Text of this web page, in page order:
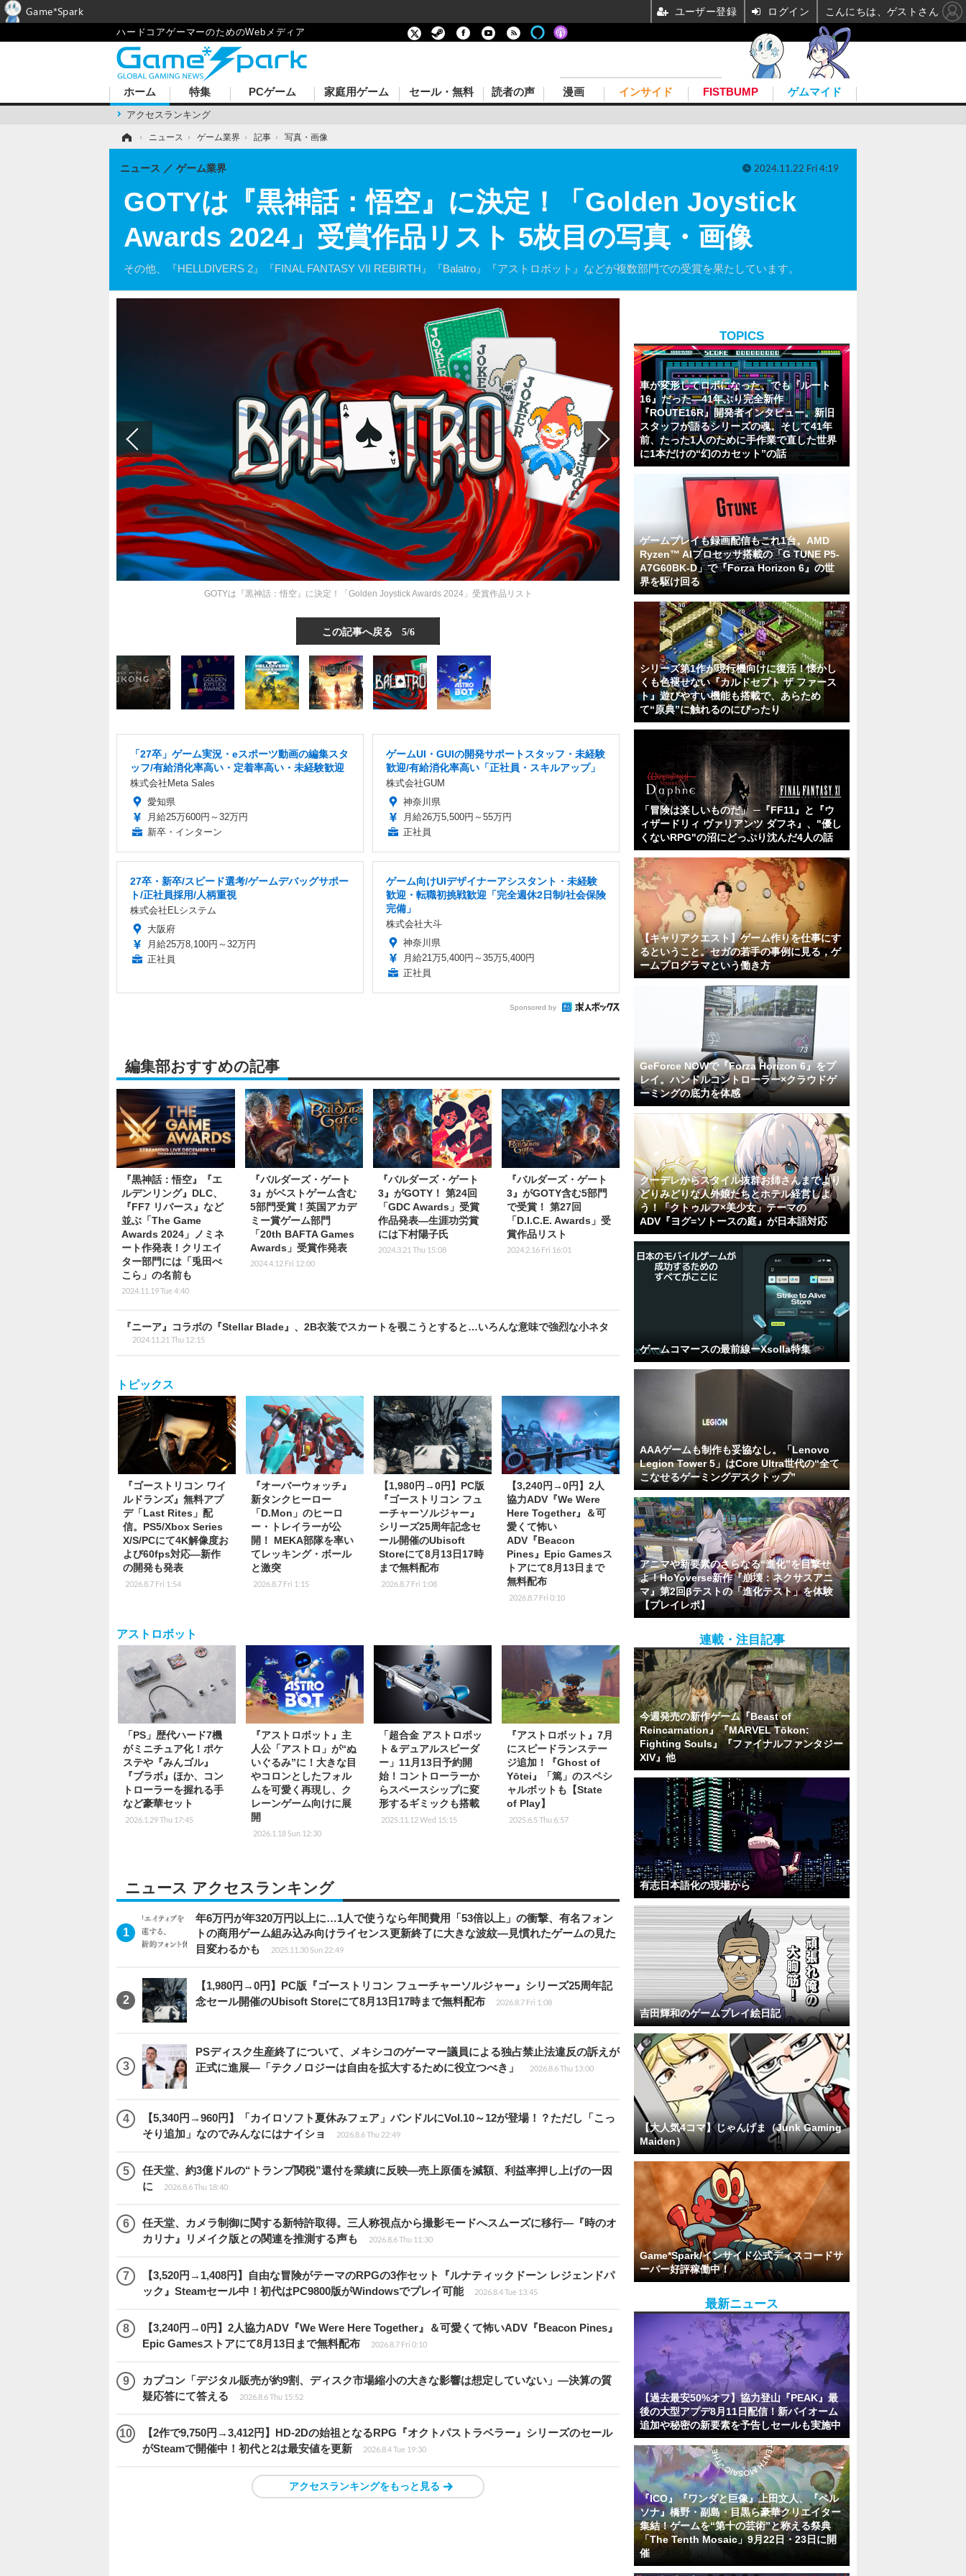
ハードコアゲーマーのためのWebメディア
ホーム
アクセスランキング
特集 PCゲーム 家庭用ゲーム セール・無料 読者の声 漫画 インサイド FISTBUMP ゲムマイド
› ニュース › ゲーム業界 › 記事 › 写真・画像
GOTYは『黒神話：悟空』に決定！「Golden Joystick
Awards 2024」受賞作品リスト 5枚目の写真・画像
その他、『HELLDIVERS 2』『FINAL FANTASY VII REBIRTH』『Balatro』『アストロボット』などが複数部門での受賞を果たしています。
ニュース ゲーム業界 2024.11.22 Fri 4:19
GOTYは『黒神話：悟空』に決定！「Golden Joystick Awards 2024」受賞作品リスト
この記事へ戻る 5/6
「27卒」ゲーム実況・eスポーツ動画の編集スタ
ッフ/有給消化率高い・定着率高い・未経験歓迎
株式会社Meta Sales
愛知県
月給25万600円～32万円
新卒・インターン
ゲームUI・GUIの開発サポートスタッフ・未経験
歓迎/有給消化率高い「正社員・スキルアップ」
株式会社GUM
神奈川県
月給26万5,500円～55万円
正社員
27卒・新卒/スピード選考/ゲームデバッグサポー
ト/正社員採用/人柄重視
株式会社ELシステム
大阪府
月給25万8,100円～32万円
正社員
ゲーム向けUIデザイナーアシスタント・未経験
歓迎・転職初挑戦歓迎「完全週休2日制/社会保険
完備」
株式会社大斗
神奈川県
月給21万5,400円～35万5,400円
正社員
Sponsored by
編集部おすすめの記事
『黒神話：悟空』『エ
ルデンリング』DLC、
『FF7 リバース』など
並ぶ「The Game
Awards 2024」ノミネ
ート作発表！クリエイ
ター部門には「兎田ぺ
こら」の名前も
2024.11.19 Tue 4:40
『バルダーズ・ゲート
3』がベストゲーム含む
5部門受賞！英国アカデ
ミー賞ゲーム部門
「20th BAFTA Games
Awards」受賞作発表
2024.4.12 Fri 12:00
『バルダーズ・ゲート
3』がGOTY！ 第24回
「GDC Awards」受賞
作品発表―生涯功労賞
には下村陽子氏
2024.3.21 Thu 15:08
『バルダーズ・ゲート
3』がGOTY含む5部門
で受賞！ 第27回
「D.I.C.E. Awards」受
賞作品リスト
2024.2.16 Fri 16:01
『ニーア』コラボの『Stellar Blade』、2B衣装でスカートを覗こうとすると…いろんな意味で強烈な小ネタ
2024.11.21 Thu 12:15
トピックス
『ゴーストリコン ワイ
ルドランズ』無料アプ
デ「Last Rites」配
信。PS5/Xbox Series
X/S/PCにて4K解像度お
よび60fps対応―新作
の開発も発表
2026.8.7 Fri 1:54
『オーバーウォッチ』
新タンクヒーロー
「D.Mon」のヒーロ
ー・トレイラーが公
開！ MEKA部隊を率い
てレッキング・ボール
と激突
2026.8.7 Fri 1:15
【1,980円→0円】PC版
『ゴーストリコン フュ
ーチャーソルジャー』
シリーズ25周年記念セ
ール開催のUbisoft
Storeにて8月13日17時
まで無料配布
2026.8.7 Fri 1:08
【3,240円→0円】2人
協力ADV『We Were
Here Together』＆可
愛くて怖い
ADV『Beacon
Pines』Epic Gamesス
トアにて8月13日まで
無料配布
2026.8.7 Fri 0:10
アストロボット
「PS」歴代ハード7機
がミニチュア化！ポケ
ステや『みんゴル』
『ブラボ』ほか、コン
トローラーを握れる手
など豪華セット
2026.1.29 Thu 17:45
『アストロボット』主
人公「アストロ」が“ぬ
いぐるみ”に！大きな目
やコロンとしたフォル
ムを可愛く再現し、ク
レーンゲーム向けに展
開
2026.1.18 Sun 12:30
「超合金 アストロボッ
ト＆デュアルスピーダ
ー」11月13日予約開
始！コントローラーか
らスペースシップに変
形するギミックも搭載
2025.11.12 Wed 15:15
『アストロボット』7月
にスピードランステー
ジ追加！『Ghost of
Yōtei』「篤」のスペシ
ャルボットも【State
of Play】
2025.6.5 Thu 6:57
ニュース アクセスランキング
年6万円が年320万円以上に…1人で使うなら年間費用「53倍以上」の衝撃、有名フォン
トの商用ゲーム組み込み向けライセンス更新終了に大きな波紋―見慣れたゲームの見た
目変わるかも
2025.11.30 Sun 22:49
【1,980円→0円】PC版『ゴーストリコン フューチャーソルジャー』シリーズ25周年記
念セール開催のUbisoft Storeにて8月13日17時まで無料配布
2026.8.7 Fri 1:08
PSディスク生産終了について、メキシコのゲーマー議員による独占禁止法違反の訴えが
正式に進展―「テクノロジーは自由を拡大するために役立つべき」
2026.8.6 Thu 13:00
【5,340円→960円】「カイロソフト夏休みフェア」バンドルにVol.10～12が登場！？ただし「こっ
そり追加」なのでみんなにはナイショ
2026.8.6 Thu 22:49
任天堂、約3億ドルの“トランプ関税”還付を業績に反映―売上原価を減額、利益率押し上げの一因
に
2026.8.6 Thu 18:40
任天堂、カメラ制御に関する新特許取得。三人称視点から撮影モードへスムーズに移行―『時のオ
カリナ』リメイク版との関連を推測する声も
2026.8.6 Thu 11:30
【3,520円→1,408円】自由な冒険がテーマのRPGの3作セット『ルナティックドーン レジェンドパ
ック』Steamセール中！初代はPC9800版がWindowsでプレイ可能
2026.8.4 Tue 13:45
【3,240円→0円】2人協力ADV『We Were Here Together』＆可愛くて怖いADV『Beacon Pines』
Epic Gamesストアにて8月13日まで無料配布
2026.8.7 Fri 0:10
カプコン「デジタル販売が約9割、ディスク市場縮小の大きな影響は想定していない」―決算の質
疑応答にて答える
2026.8.6 Thu 15:52
【2作で9,750円→3,412円】HD-2Dの始祖となるRPG『オクトパストラベラー』シリーズのセール
がSteamで開催中！初代と2は最安値を更新
2026.8.4 Tue 19:30
アクセスランキングをもっと見る
TOPICS
車が変形してロボになった、でも『ルート
16』だった―41年ぶり完全新作
『ROUTE16R』開発者インタビュー。新旧
スタッフが語るシリーズの魂。そして41年
前、たった1人のために手作業で直した世界
に1本だけの“幻のカセット”の話
ゲームプレイも録画配信もこれ1台。AMD
Ryzen™ AIプロセッサ搭載の「G TUNE P5-
A7G60BK-D」で『Forza Horizon 6』の世
界を駆け回る
シリーズ第1作が現行機向けに復活！懐かし
くも色褪せない『カルドセプト ザ ファース
ト』遊びやすい機能も搭載で、あらため
て“原典”に触れるのにぴったり
「冒険は楽しいものだ」 ─『FF11』と『ウ
ィザードリィ ヴァリアンツ ダフネ』、"優し
くないRPG"の沼にどっぷり沈んだ4人の話
【キャリアクエスト】ゲーム作りを仕事にす
るということ。セガの若手の事例に見る，ゲ
ームプログラマという働き方
GeForce NOWで『Forza Horizon 6』をプ
レイ。ハンドルコントローラー×クラウドゲ
ーミングの底力を体感
クーデレからスタイル抜群お姉さんまでより
どりみどりな人外娘たちとホテル経営しよ
う！「クトゥルフ×美少女」テーマの
ADV『ヨグ=ソトースの庭』が日本語対応
ゲームコマースの最前線ーXsolla特集
AAAゲームも制作も妥協なし。「Lenovo
Legion Tower 5」はCore Ultra世代の“全て
こなせるゲーミングデスクトップ”
アニマや新要素のさらなる“進化”を目撃せ
よ！HoYoverse新作『崩壊：ネクサスアニ
マ』第2回βテストの「進化テスト」を体験
【プレイレポ】
連載・注目記事
今週発売の新作ゲーム『Beast of
Reincarnation』『MARVEL Tōkon:
Fighting Souls』『ファイナルファンタジー
XIV』他
有志日本語化の現場から
吉田輝和のゲームプレイ絵日記
【大人気4コマ】じゃんげま（Junk Gaming
Maiden）
Game*Spark/インサイド公式ディスコードサ
ーバー好評稼働中！
最新ニュース
【過去最安50%オフ】協力登山『PEAK』最
後の大型アプデ8月11日配信！新バイオーム
追加や秘密の新要素を予告しセールも実施中
『ICO』『ワンダと巨像』上田文人、『ペル
ソナ』橋野・副島・目黒ら豪華クリエイター
集結！ゲームを“第十の芸術”と称える祭典
「The Tenth Mosaic」9月22日・23日に開
催
Game*Spark ユーザー登録 ログイン こんにちは、ゲストさん